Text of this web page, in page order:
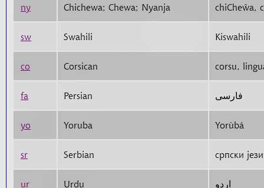
ny Chichewa; Chewa; Nyanja chiCheŵa,
sw Swahili Kiswahili
co Corsican corsu,
fa Persian فارسی
yo Yoruba Yorùbá
sr Serbian српски
ur Urdu اردو